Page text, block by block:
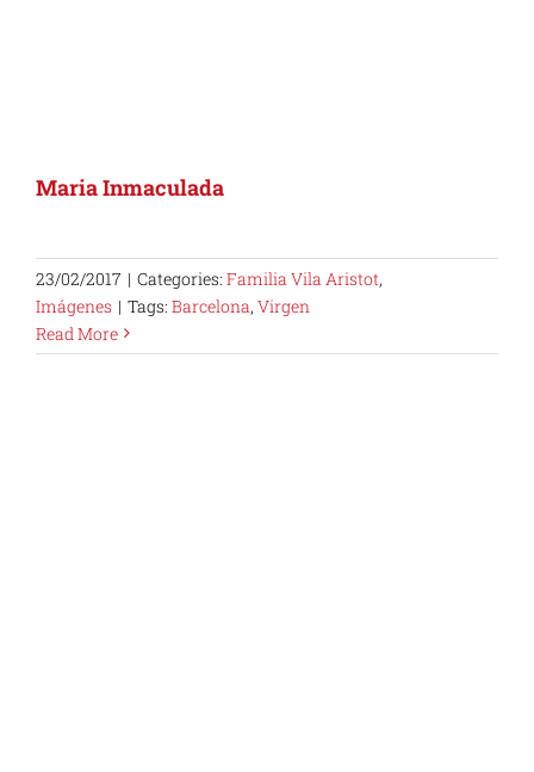
Maria Inmaculada
23/02/2017 | Categories: Familia Vila Aristot,
Imágenes | Tags: Barcelona, Virgen
Read More